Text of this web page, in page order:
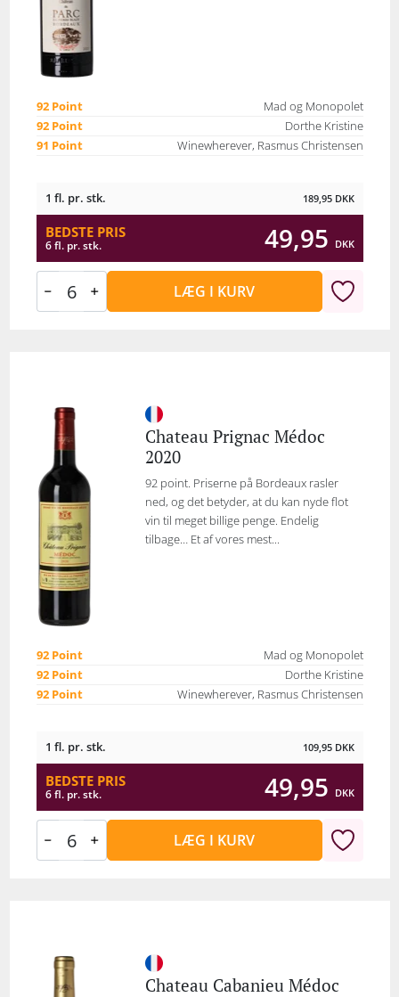
92 Point
Mad og Monopolet
92 Point
Dorthe Kristine
91 Point
Winewherever, Rasmus Christensen
1 fl. pr. stk. 189,95 DKK
BEDSTE PRIS
6 fl. pr. stk. 49,95 DKK
LÆG I KURV
Chateau Prignac Médoc
2020
92 point. Priserne på Bordeaux rasler
ned, og det betyder, at du kan nyde flot
vin til meget billige penge. Endelig
tilbage… Et af vores mest...
92 Point
Mad og Monopolet
92 Point
Dorthe Kristine
92 Point
Winewherever, Rasmus Christensen
1 fl. pr. stk. 109,95 DKK
BEDSTE PRIS
6 fl. pr. stk. 49,95 DKK
LÆG I KURV
Chateau Cabanieu Médoc